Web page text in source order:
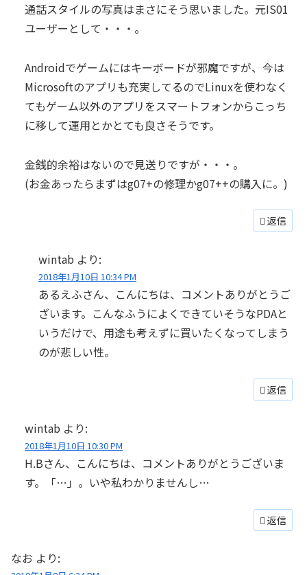
通話スタイルの写真はまさにそう思いました。元IS01
ユーザーとして・・・。
Androidでゲームにはキーボードが邪魔ですが、今は
Microsoftのアプリも充実してるのでLinuxを使わなく
てもゲーム以外のアプリをスマートフォンからこっち
に移して運用とかとても良さそうです。
金銭的余裕はないので見送りですが・・・。
(お金あったらまずはg07+の修理かg07++の購入に。)
返信
wintab より:
2018年1月10日 10:34 PM
あるえふさん、こんにちは、コメントありがとうご
ざいます。こんなふうによくできていそうなPDAと
いうだけで、用途も考えずに買いたくなってしまう
のが悲しい性。
返信
wintab より:
2018年1月10日 10:30 PM
H.Bさん、こんにちは、コメントありがとうございま
す。「…」。いや私わかりませんし…
返信
なお より: